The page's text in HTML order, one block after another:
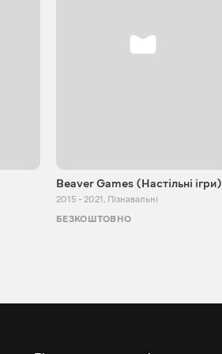
Beaver Games (Настільні ігри)
2015 - 2021, Пізнавальні
БЕЗКОШТОВНО